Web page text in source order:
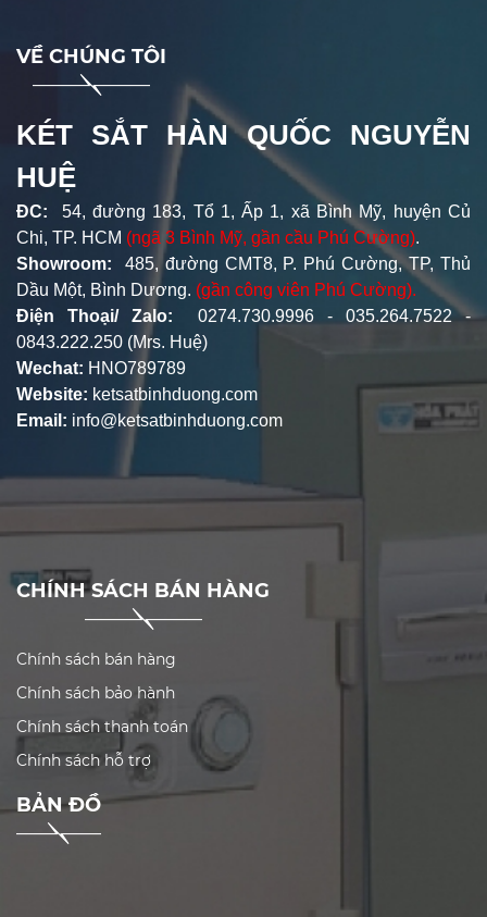
VỀ CHÚNG TÔI
KÉT SẮT HÀN QUỐC NGUYỄN
HUỆ
ĐC: 54, đường 183, Tổ 1, Ấp 1, xã Bình Mỹ, huyện Củ
Chi, TP. HCM (ngã 3 Bình Mỹ, gần cầu Phú Cường).
Showroom: 485, đường CMT8, P. Phú Cường, TP, Thủ
Dầu Một, Bình Dương. (gần công viên Phú Cường).
Điện Thoại/ Zalo: 0274.730.9996 - 035.264.7522 -
0843.222.250 (Mrs. Huệ)
Wechat: HNO789789
Website: ketsatbinhduong.com
Email: info@ketsatbinhduong.com
CHÍNH SÁCH BÁN HÀNG
Chính sách bán hàng
Chính sách bảo hành
Chính sách thanh toán
Chính sách hỗ trợ
BẢN ĐỒ